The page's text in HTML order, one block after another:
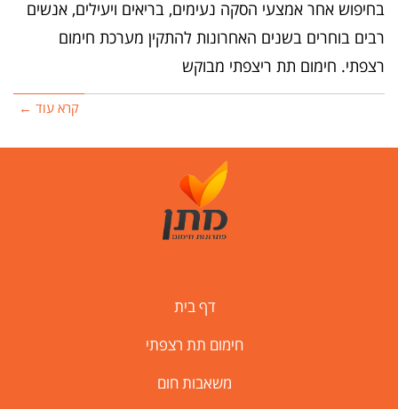
בחיפוש אחר אמצעי הסקה נעימים, בריאים ויעילים, אנשים
רבים בוחרים בשנים האחרונות להתקין מערכת חימום
רצפתי. חימום תת ריצפתי מבוקש
קרא עוד ←
דף בית
חימום תת רצפתי
משאבות חום